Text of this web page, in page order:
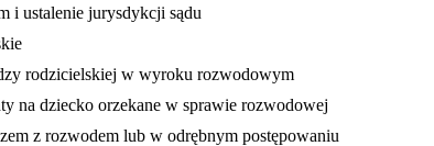
i ustalenie jurysdykcji sądu
rodzicielskiej w wyroku rozwodowym
na dziecko orzekane w sprawie rozwodowej
z rozwodem lub w odrębnym postępowaniu